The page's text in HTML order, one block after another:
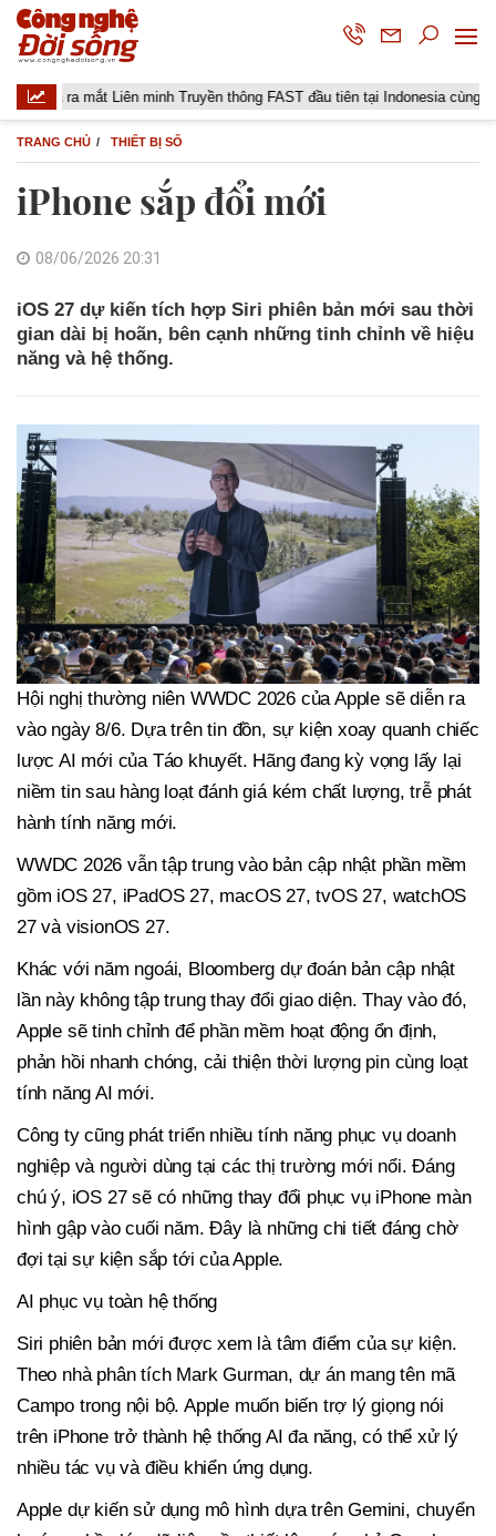
ra mắt Liên minh Truyền thông FAST đầu tiên tại Indonesia cùng các đài
TRANG CHỦ THIẾT BỊ SỐ
iPhone sắp đổi mới
08/06/2026 20:31
iOS 27 dự kiến tích hợp Siri phiên bản mới sau thời
gian dài bị hoãn, bên cạnh những tinh chỉnh về hiệu
năng và hệ thống.
Hội nghị thường niên WWDC 2026 của Apple sẽ diễn ra
vào ngày 8/6. Dựa trên tin đồn, sự kiện xoay quanh chiếc
lược AI mới của Táo khuyết. Hãng đang kỳ vọng lấy lại
niềm tin sau hàng loạt đánh giá kém chất lượng, trễ phát
hành tính năng mới.
WWDC 2026 vẫn tập trung vào bản cập nhật phần mềm
gồm iOS 27, iPadOS 27, macOS 27, tvOS 27, watchOS
27 và visionOS 27.
Khác với năm ngoái, Bloomberg dự đoán bản cập nhật
lần này không tập trung thay đổi giao diện. Thay vào đó,
Apple sẽ tinh chỉnh để phần mềm hoạt động ổn định,
phản hồi nhanh chóng, cải thiện thời lượng pin cùng loạt
tính năng AI mới.
Công ty cũng phát triển nhiều tính năng phục vụ doanh
nghiệp và người dùng tại các thị trường mới nổi. Đáng
chú ý, iOS 27 sẽ có những thay đổi phục vụ iPhone màn
hình gập vào cuối năm. Đây là những chi tiết đáng chờ
đợi tại sự kiện sắp tới của Apple.
AI phục vụ toàn hệ thống
Siri phiên bản mới được xem là tâm điểm của sự kiện.
Theo nhà phân tích Mark Gurman, dự án mang tên mã
Campo trong nội bộ. Apple muốn biến trợ lý giọng nói
trên iPhone trở thành hệ thống AI đa năng, có thể xử lý
nhiều tác vụ và điều khiển ứng dụng.
Apple dự kiến sử dụng mô hình dựa trên Gemini, chuyển